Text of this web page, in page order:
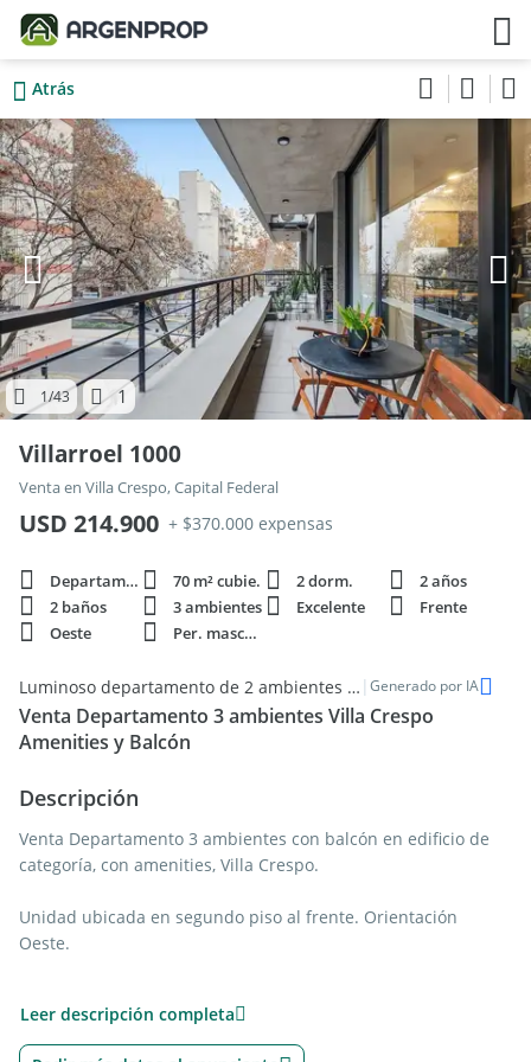
Atrás
1/43 1
Villarroel 1000
Venta en Villa Crespo, Capital Federal
USD 214.900 + $370.000 expensas
Departamento 70 m² cubie. 2 dorm.
2 años
2 baños
3 ambientes Excelente
Frente
Oeste
Per. mascota
Luminoso departamento de 2 ambientes con excelente disposición en Villa Crespo | Generado por IA
Venta Departamento 3 ambientes Villa Crespo
Amenities y Balcón
Descripción
Venta Departamento 3 ambientes con balcón en edificio de
categoría, con amenities, Villa Crespo.
Unidad ubicada en segundo piso al frente. Orientación
Oeste.
horno eléctrico y extractor con salida al exterior marca Candy.
Conexión para lavarropas. Gran lugar de guardado: bajo y
Leer descripción completa